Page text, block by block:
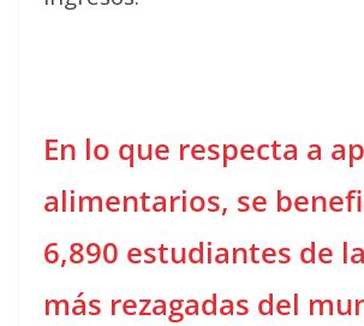
En lo que respecta a
alimentarios, se
6,890 estudiantes de
más rezagadas del